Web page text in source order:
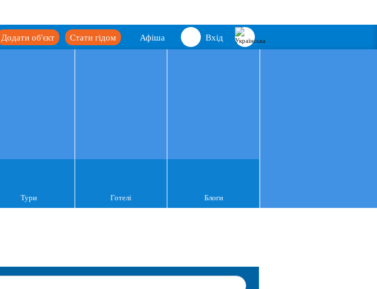
Вхід
Афіша
Стати гідом
Додати об'єкт
Тури Готелі Блоги